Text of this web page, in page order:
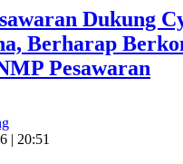
Dukung
Berharap
Pesawaran
| 20:51